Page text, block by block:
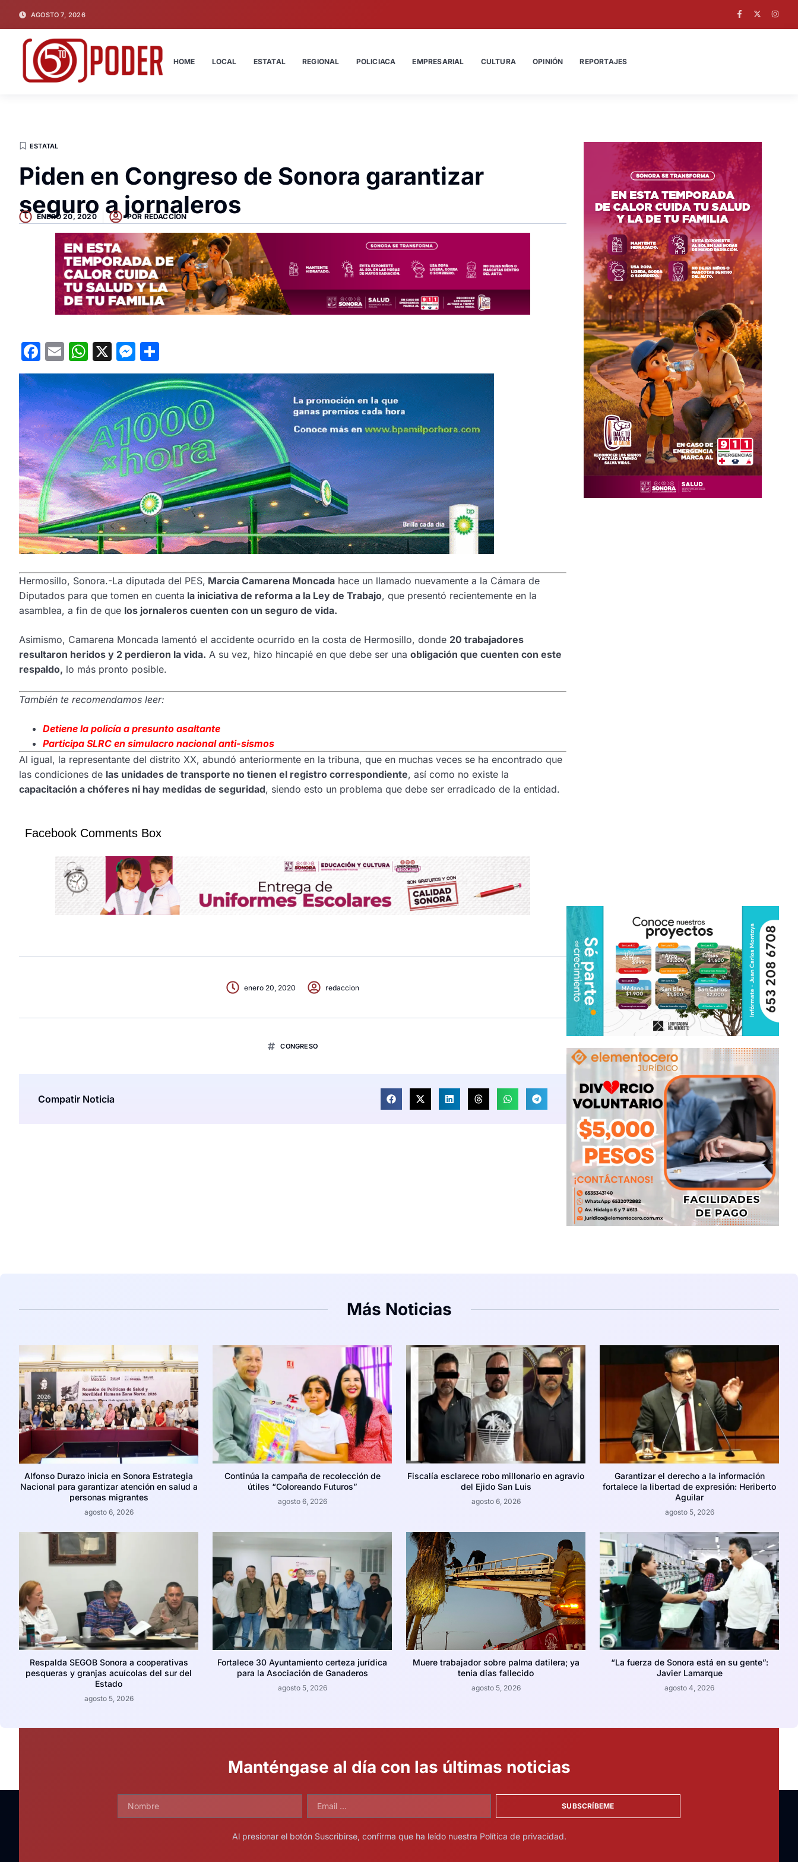
AGOSTO 7, 2026
HOME LOCAL ESTATAL REGIONAL POLICIACA EMPRESARIAL CULTURA OPINIÓN REPORTAJES
ESTATAL
Piden en Congreso de Sonora garantizar
seguro a jornaleros
ENERO 20, 2020 POR REDACCION
Facebook
EmailWhatsApp
X Messenger
Hermosillo, Sonora.-La diputada del PES, Marcia Camarena Moncada hace un llamado nuevamente a la Cámara de
Diputados para que tomen en cuenta la iniciativa de reforma a la Ley de Trabajo, que presentó recientemente en la
asamblea, a fin de que los jornaleros cuenten con un seguro de vida.
Asimismo, Camarena Moncada lamentó el accidente ocurrido en la costa de Hermosillo, donde 20 trabajadores
resultaron heridos y 2 perdieron la vida. A su vez, hizo hincapié en que debe ser una obligación que cuenten con este
respaldo, lo más pronto posible.
También te recomendamos leer:
Detiene la policía a presunto asaltante
Participa SLRC en simulacro nacional anti-sismos
Al igual, la representante del distrito XX, abundó anteriormente en la tribuna, que en muchas veces se ha encontrado que
las condiciones de las unidades de transporte no tienen el registro correspondiente, así como no existe la
capacitación a chóferes ni hay medidas de seguridad, siendo esto un problema que debe ser erradicado de la entidad.
Facebook Comments Box
enero 20, 2020 redaccion
CONGRESO
Compatir Noticia
Más Noticias
Alfonso Durazo inicia en Sonora Estrategia
Nacional para garantizar atención en salud a
personas migrantes
agosto 6, 2026
Continúa la campaña de recolección de
útiles “Coloreando Futuros”
agosto 6, 2026
Fiscalía esclarece robo millonario en agravio
del Ejido San Luis
agosto 6, 2026
Garantizar el derecho a la información
fortalece la libertad de expresión: Heriberto
Aguilar
agosto 5, 2026
Respalda SEGOB Sonora a cooperativas
pesqueras y granjas acuícolas del sur del
Estado
agosto 5, 2026
Fortalece 30 Ayuntamiento certeza jurídica
para la Asociación de Ganaderos
agosto 5, 2026
Muere trabajador sobre palma datilera; ya
tenía días fallecido
agosto 5, 2026
“La fuerza de Sonora está en su gente”:
Javier Lamarque
agosto 4, 2026
Manténgase al día con las últimas noticias
SUBSCRÍBEME
Al presionar el botón Suscribirse, confirma que ha leído nuestra Política de privacidad.